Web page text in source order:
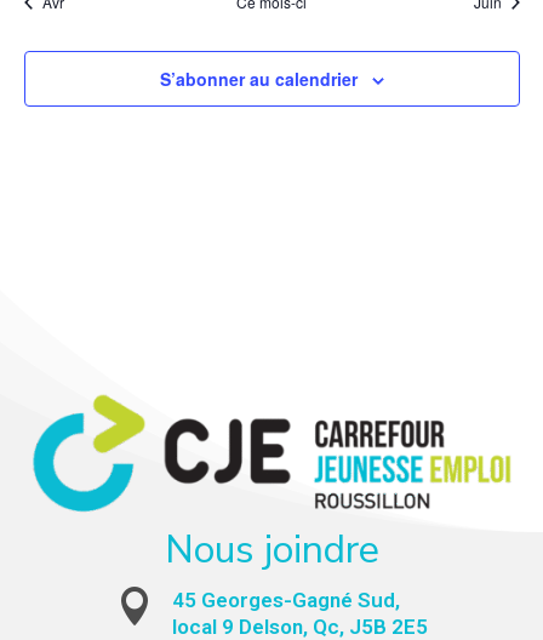
S’abonner au calendrier
Nous joindre

45 Georges-Gagné Sud,
local 9 Delson, Qc, J5B 2E5